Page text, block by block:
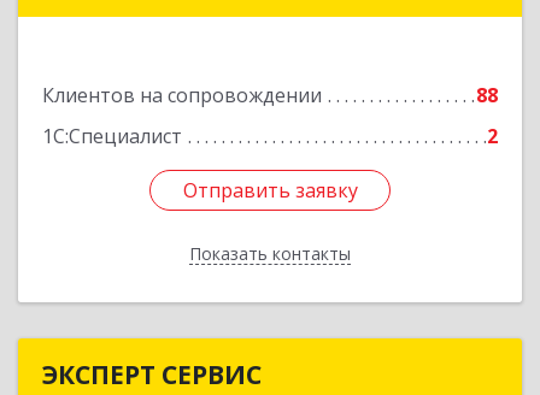
Клиентов на сопровождении
88
1С:Специалист
2
Отправить заявку
Показать контакты
Подробнее
Отправить заявку
Назад
ЭКСПЕРТ СЕРВИС